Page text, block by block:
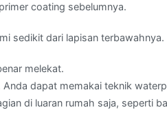
coating sebelumnya.
sedikit dari lapisan terbawahnya.
melekat.
Anda dapat memakai teknik
di luaran rumah saja, seperti